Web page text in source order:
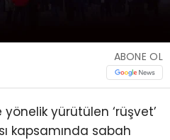
ABONE OL
yönelik yürütülen ‘rüşvet’
kapsamında sabah